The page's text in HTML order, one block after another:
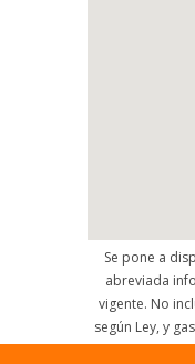
Se pone a
abreviada
vigente. No
según Ley, y